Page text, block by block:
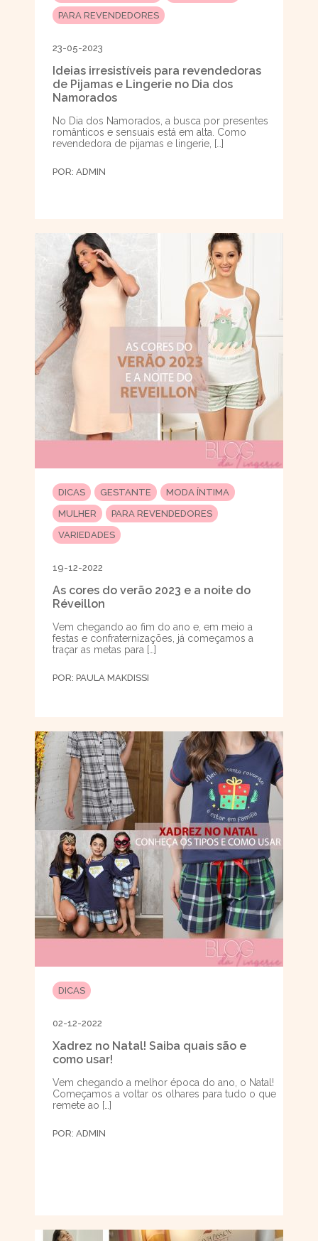
PARA REVENDEDORES
23-05-2023
Ideias irresistíveis para revendedoras
de Pijamas e Lingerie no Dia dos
Namorados
No Dia dos Namorados, a busca por presentes
românticos e sensuais está em alta. Como
revendedora de pijamas e lingerie, […]
POR: ADMIN
DICAS GESTANTE
MODA ÍNTIMA
MULHER
PARA REVENDEDORES
VARIEDADES
19-12-2022
As cores do verão 2023 e a noite do
Réveillon
Vem chegando ao fim do ano e, em meio a
festas e confraternizações, já começamos a
traçar as metas para […]
POR: PAULA MAKDISSI
DICAS
02-12-2022
Xadrez no Natal! Saiba quais são e
como usar!
Vem chegando a melhor época do ano, o Natal!
Começamos a voltar os olhares para tudo o que
remete ao […]
POR: ADMIN